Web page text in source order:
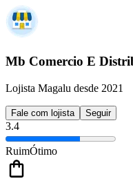
Mb Comercio E
Lojista Magalu desde 2021
Fale com lojista Seguir
3.4
RuimÓtimo